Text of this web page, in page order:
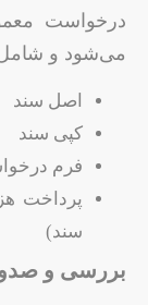
درخواست
می‌شود و
اصل سند
کپی سند
فرم
سند)
بررسی و